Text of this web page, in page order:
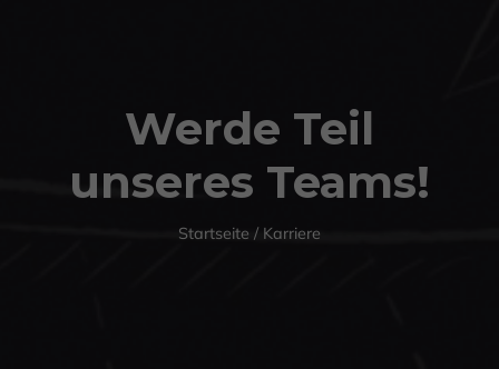
Werde Teil
unseres Teams!
Startseite / Karriere